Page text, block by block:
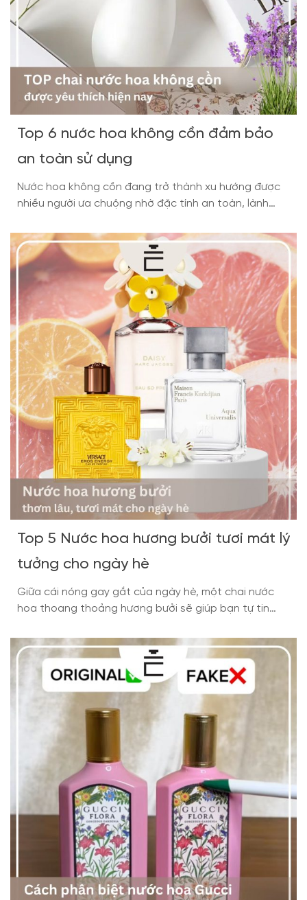
Top 6 nước hoa không cồn đảm bảo
an toàn sử dụng
Nước hoa không cồn đang trở thành xu hướng được
nhiều người ưa chuộng nhờ đặc tính an toàn, lành
khô da hay kích ứng như nước hoa truyền thống,
dòng sản phẩm này đặc biệt phù hợp cho trẻ nhỏ,
phụ nữ […]
Top 5 Nước hoa hương bưởi tươi mát lý
tưởng cho ngày hè
Giữa cái nóng gay gắt của ngày hè, một chai nước
hoa thoang thoảng hương bưởi sẽ giúp bạn tự tin
Citrus với đặc trưng thanh mát, sảng khoái, vô cùng
phù hợp với những ngày nắng oi bức. Trong bài viết
sau đây, LALUZ Parfums […]